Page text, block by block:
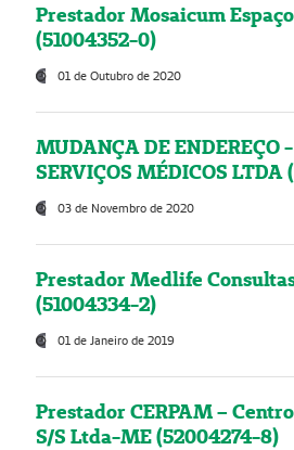
Prestador Mosaicum
(51004352-0)
01 de Outubro de 2020
MUDANÇA DE ENDEREÇO
SERVIÇOS MÉDICOS
03 de Novembro de 2020
Prestador Medlife
(51004334-2)
01 de Janeiro de 2019
Prestador CERPAM –
S/S Ltda-ME (52004274-8)